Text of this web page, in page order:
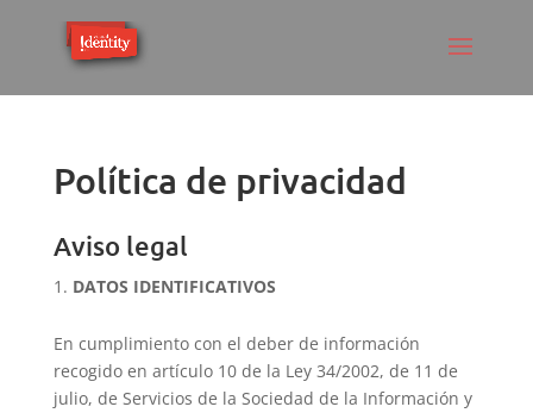
Política de privacidad
Aviso legal
DATOS IDENTIFICATIVOS
En cumplimiento con el deber de información
recogido en artículo 10 de la Ley 34/2002, de 11 de
julio, de Servicios de la Sociedad de la Información y